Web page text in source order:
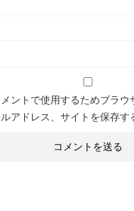
ントで使用するためブラウ
アドレス、サイトを保存す